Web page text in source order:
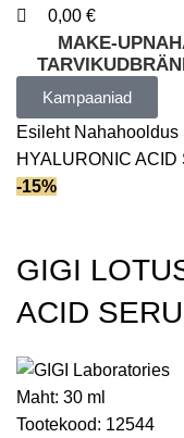
0,00 €
MAKE-UP
TARVIKUD
Kampaaniad
Esileht Nahahooldus
HYALURONIC ACID
-15%
GIGI
ACID
Maht: 30 ml
Tootekood: 12544